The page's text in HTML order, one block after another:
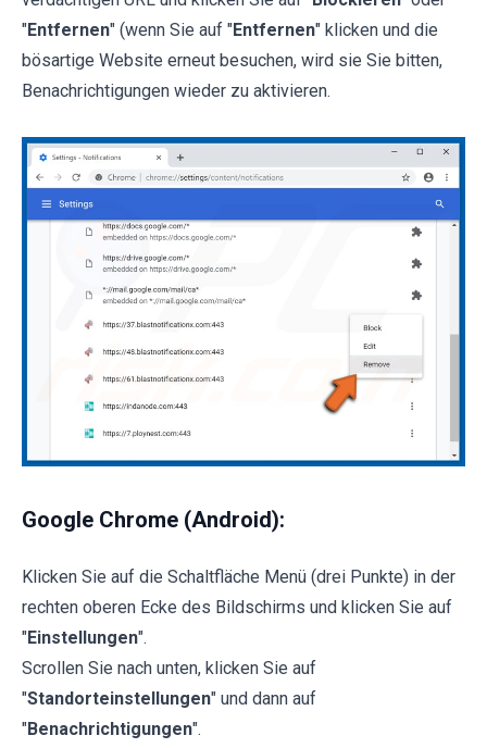
"Entfernen" (wenn Sie auf "Entfernen" klicken und die
bösartige Website erneut besuchen, wird sie Sie bitten,
Benachrichtigungen wieder zu aktivieren.
Google Chrome (Android):
Klicken Sie auf die Schaltfläche Menü (drei Punkte) in der
rechten oberen Ecke des Bildschirms und klicken Sie auf
"Einstellungen".
Scrollen Sie nach unten, klicken Sie auf
"Standorteinstellungen" und dann auf
"Benachrichtigungen".